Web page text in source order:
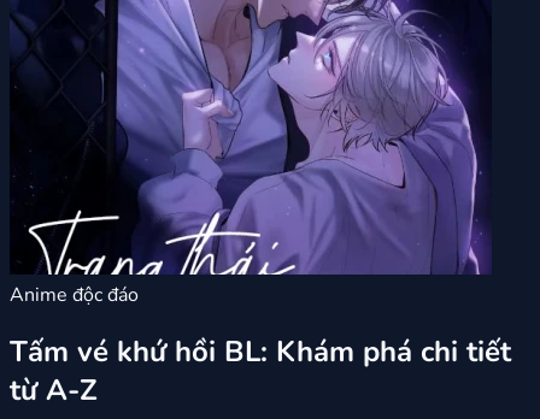
Anime độc đáo
Tấm vé khứ hồi BL: Khám phá chi tiết
từ A-Z